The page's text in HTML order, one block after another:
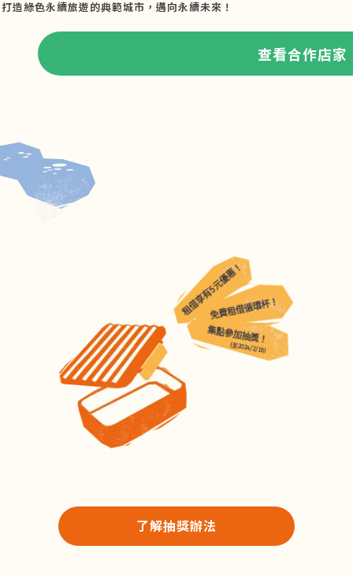
打造綠色永續旅遊的典範城市，邁向永續未來！
查看合作店家
租借享有5元優惠！
免費租借循環杯！
集點參加抽獎！
(至2024/2/18)
了解抽獎辦法